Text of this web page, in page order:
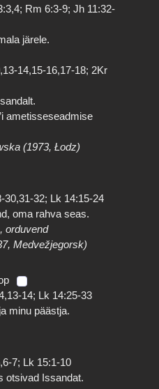
Rm 6:3-9; Jh 11:32-
järele.
14,15-16,17-18; 2Kr
ametisseseadmise
(1973, Łodz)
30,31-32; Lk 14:15-24
oma rahva seas.
orduvend
Medvežjegorsk)
14; Lk 14:25-33
minu päästja.
7; Lk 15:1-10
otsivad Issandat.